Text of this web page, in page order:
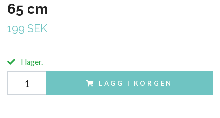
65 cm
199 SEK
I lager.
LÄGG I KORGEN